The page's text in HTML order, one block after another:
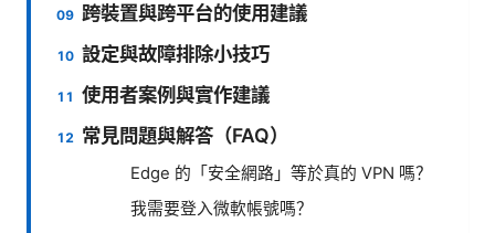
跨裝置與跨平台的使用建議
設定與故障排除小技巧
使用者案例與實作建議
常見問題與解答（FAQ）
Edge 的「安全網路」等於真的 VPN 嗎？
我需要登入微軟帳號嗎？